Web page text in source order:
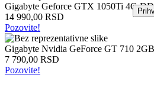
Matične
ploče
za
Intel
Matične
ploče
za
Gigabyte Geforce GTX 1050Ti 4G
14 990,00 RSD
Pozovite!
Gigabyte Nvidia GeForce GT 710
7 790,00 RSD
Pozovite!